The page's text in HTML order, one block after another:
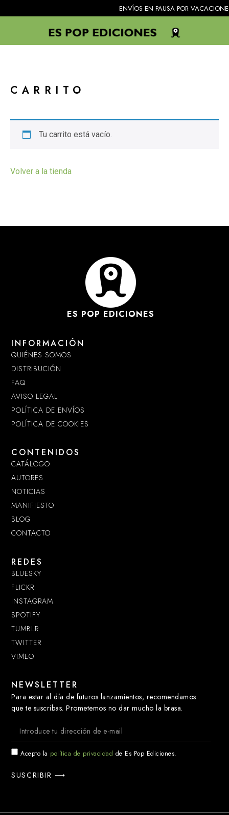
ENVÍOS EN PAUSA POR
CARRITO
Tu carrito está vacío.
Volver a la tienda
ES POP EDICIONES
INFORMACIÓN
QUIÉNES SOMOS
DISTRIBUCIÓN
FAQ
AVISO LEGAL
POLÍTICA DE ENVÍOS
POLÍTICA DE COOKIES
CONTENIDOS
CATÁLOGO
AUTORES
NOTICIAS
MANIFIESTO
BLOG
CONTACTO
REDES
BLUESKY
FLICKR
INSTAGRAM
SPOTIFY
TUMBLR
TWITTER
VIMEO
NEWSLETTER
Para estar al día de futuros lanzamientos, recomendamos
que te suscribas. Prometemos no dar mucho la brasa.
Acepto la política de privacidad de Es Pop Ediciones.
SUSCRIBIR ⟶